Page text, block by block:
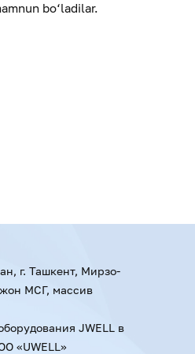
bo‘ladilar.
г. Ташкент, Мирзо-
МСГ, массив
JWELL в
«UWELL»